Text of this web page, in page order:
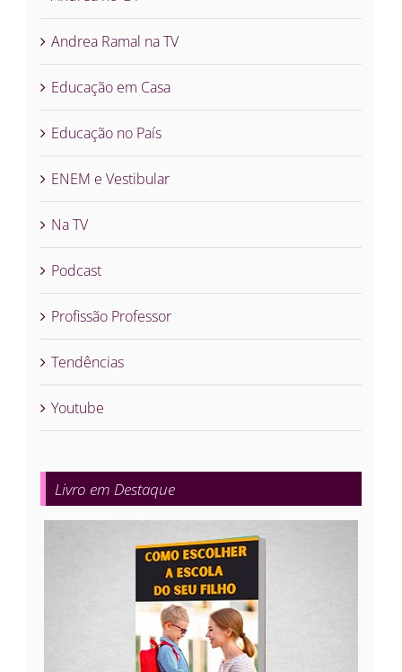
Andrea Ramal na TV
Educação em Casa
Educação no País
ENEM e Vestibular
Na TV
Podcast
Profissão Professor
Tendências
Youtube
Livro em Destaque